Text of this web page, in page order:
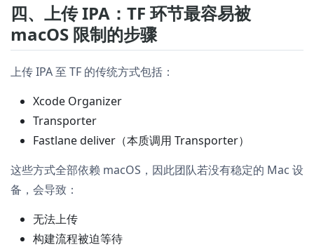
四、上传 IPA：TF 环节最容易被
macOS 限制的步骤
上传 IPA 至 TF 的传统方式包括：
Xcode Organizer
Transporter
Fastlane deliver（本质调用 Transporter）
这些方式全部依赖 macOS，因此团队若没有稳定的 Mac 设
备，会导致：
无法上传
构建流程被迫等待